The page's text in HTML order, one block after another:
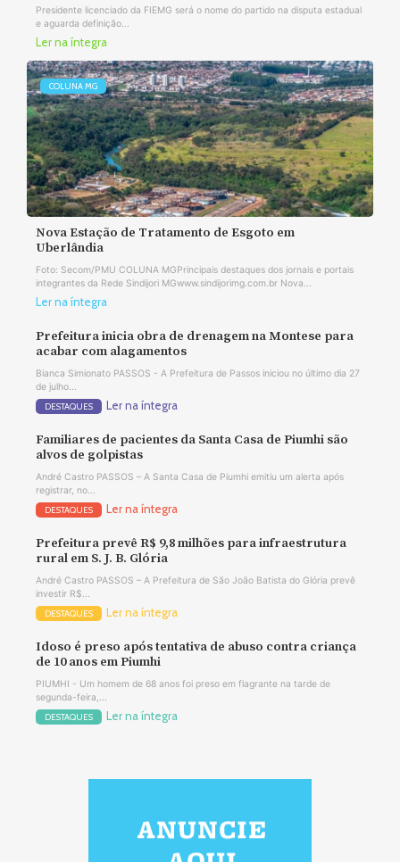
Presidente licenciado da FIEMG será o nome do partido na disputa estadual
e aguarda definição...
Ler na íntegra
COLUNA MG
Nova Estação de Tratamento de Esgoto em
Uberlândia
Foto: Secom/PMU COLUNA MGPrincipais destaques dos jornais e portais
integrantes da Rede Sindijori MGwww.sindijorimg.com.br Nova...
Ler na íntegra
Prefeitura inicia obra de drenagem na Montese para
acabar com alagamentos
Bianca Simionato PASSOS - A Prefeitura de Passos iniciou no último dia 27
de julho...
DESTAQUES Ler na íntegra
Familiares de pacientes da Santa Casa de Piumhi são
alvos de golpistas
André Castro PASSOS – A Santa Casa de Piumhi emitiu um alerta após
registrar, no...
DESTAQUES Ler na íntegra
Prefeitura prevê R$ 9,8 milhões para infraestrutura
rural em S. J. B. Glória
André Castro PASSOS – A Prefeitura de São João Batista do Glória prevê
investir R$...
DESTAQUES Ler na íntegra
Idoso é preso após tentativa de abuso contra criança
de 10 anos em Piumhi
PIUMHI - Um homem de 68 anos foi preso em flagrante na tarde de
segunda-feira,...
DESTAQUES Ler na íntegra